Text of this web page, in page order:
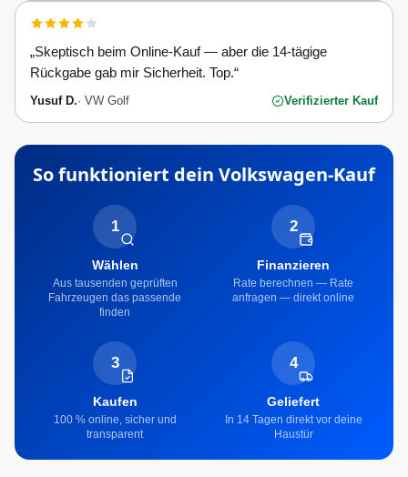
„Skeptisch beim Online-Kauf — aber die 14-tägige
Rückgabe gab mir Sicherheit. Top.“
Yusuf D.· VW Golf Verifizierter Kauf
So funktioniert dein Volkswagen-Kauf
1
Wählen
Aus tausenden geprüften
Fahrzeugen das passende
finden
2
Finanzieren
Rate berechnen — Rate
anfragen — direkt online
3
Kaufen
100 % online, sicher und
transparent
4
Geliefert
In 14 Tagen direkt vor deine
Haustür